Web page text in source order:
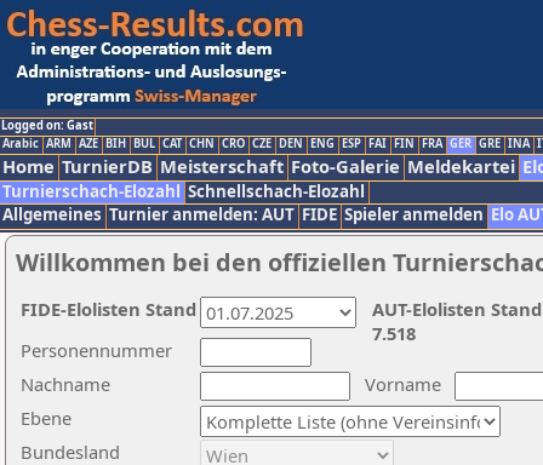
Logged on: Gast
Arabic ARM AZE BIH BUL CAT CHN CRO CZE DEN ENG ESP FAI FIN FRA GER GRE INA
Home TurnierDB Meisterschaft Foto-Galerie Meldekartei
Turnierschach-Elozahl Schnellschach-Elozahl
Allgemeines Turnier anmelden: AUT FIDE Spieler anmelden Elo
Willkommen bei den offiziellen
Nachname
Vorname
Ebene
Personennummer
Bundesland
AUT-Elolisten
7.518
FIDE-Elolisten Stand